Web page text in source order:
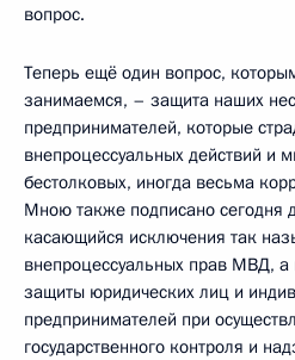
вопрос.
Теперь ещё один вопрос,
занимаемся, – защита наших
предпринимателей, которые
внепроцессуальных действий и
бестолковых, иногда весьма
Мною также подписано сегодня
касающийся исключения так
внепроцессуальных прав МВД,
защиты юридических лиц и
предпринимателей при
государственного контроля и